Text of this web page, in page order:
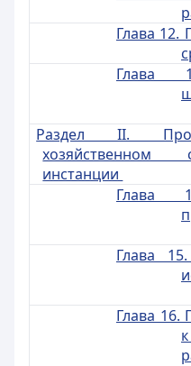
Глава 12.
Глава
Раздел II.
хозяйственном
инстанции
Глава
Глава
Глава 16.